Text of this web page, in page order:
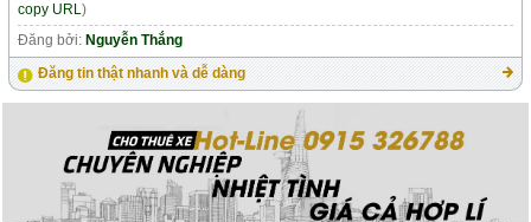
copy URL)
Đăng bởi: Nguyễn Thắng
Đăng tin thật nhanh và dễ dàng